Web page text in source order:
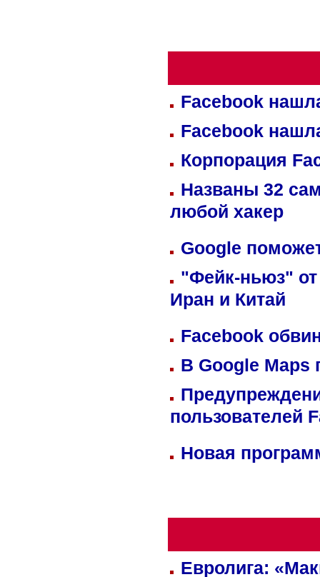
Facebook
Facebook
Корпорация
Названы 32
любой хакер
Google
"Фейк-ньюз" от
Иран и Китай
Facebook
В Google Maps
пользователей
Новая
Евролига: